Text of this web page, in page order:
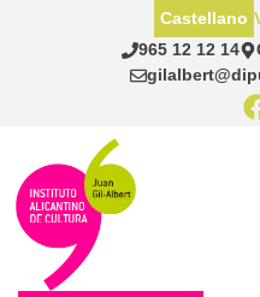
965 12 12 14
Castellano